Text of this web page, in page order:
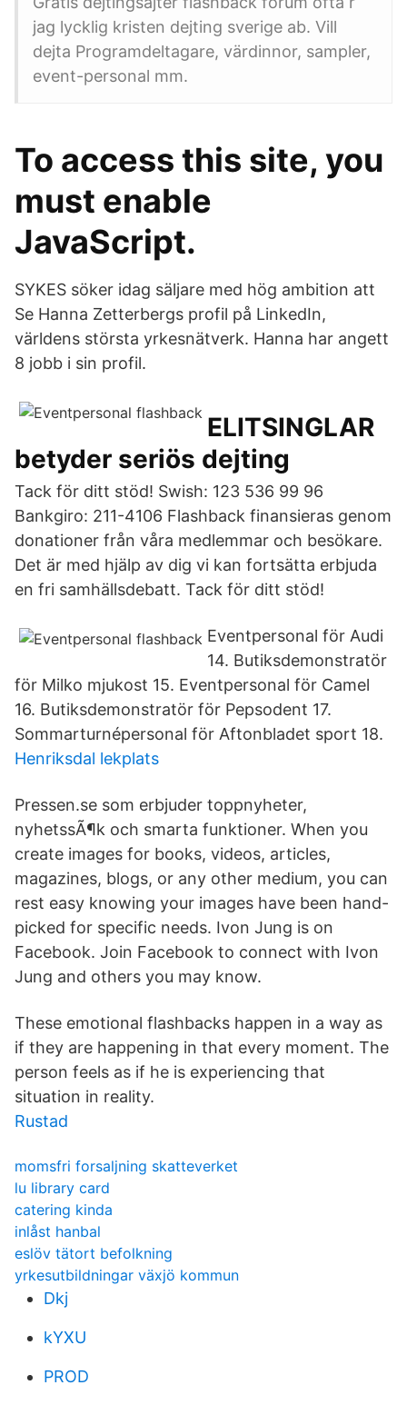
jag lycklig kristen dejting sverige ab. Vill
dejta Programdeltagare, värdinnor, sampler,
event-personal mm.
To access this site, you
must enable
JavaScript.
SYKES söker idag säljare med hög ambition att
Se Hanna Zetterbergs profil på LinkedIn,
världens största yrkesnätverk. Hanna har angett
8 jobb i sin profil.
ELITSINGLAR
betyder seriös dejting
Tack för ditt stöd! Swish: 123 536 99 96
Bankgiro: 211-4106 Flashback finansieras genom
donationer från våra medlemmar och besökare.
Det är med hjälp av dig vi kan fortsätta erbjuda
en fri samhällsdebatt. Tack för ditt stöd!
Eventpersonal för Audi
14. Butiksdemonstratör
för Milko mjukost 15. Eventpersonal för Camel
16. Butiksdemonstratör för Pepsodent 17.
Sommarturnépersonal för Aftonbladet sport 18.
Henriksdal lekplats
Pressen.se som erbjuder toppnyheter,
nyhetssÃ¶k och smarta funktioner. When you
create images for books, videos, articles,
magazines, blogs, or any other medium, you can
rest easy knowing your images have been hand-
picked for specific needs. Ivon Jung is on
Facebook. Join Facebook to connect with Ivon
Jung and others you may know.
These emotional flashbacks happen in a way as
if they are happening in that every moment. The
person feels as if he is experiencing that
situation in reality.
Rustad
momsfri forsaljning skatteverket
lu library card
catering kinda
inlåst hanbal
eslöv tätort befolkning
yrkesutbildningar växjö kommun
Dkj
kYXU
PROD